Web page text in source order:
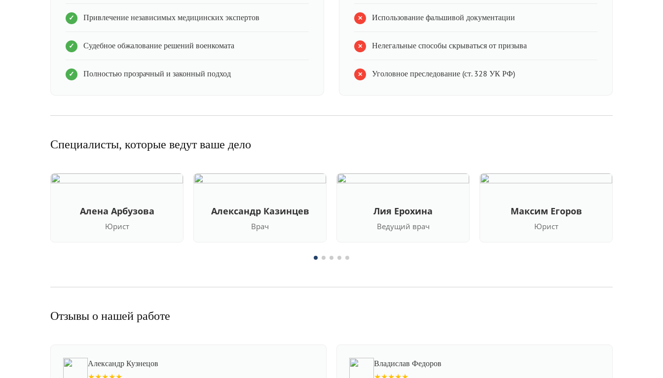
Привлечение независимых медицинских экспертов
Судебное обжалование решений военкомата
Полностью прозрачный и законный подход
Использование фальшивой документации
Нелегальные способы скрываться от призыва
Уголовное преследование (ст. 328 УК РФ)
Специалисты, которые ведут ваше дело
Алена Арбузова
Юрист
Александр Казинцев
Врач
Лия Ерохина
Ведущий врач
Максим Егоров
Юрист
Отзывы о нашей работе
Александр Кузнецов Владислав Федоров